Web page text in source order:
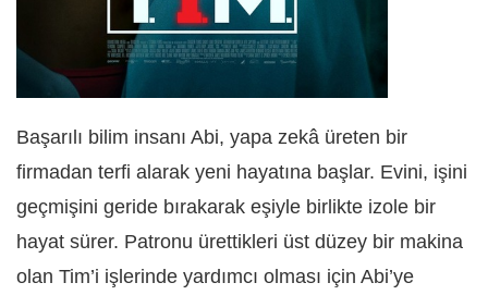
Başarılı bilim insanı Abi, yapa zekâ üreten bir
firmadan terfi alarak yeni hayatına başlar. Evini, işini
geçmişini geride bırakarak eşiyle birlikte izole bir
hayat sürer. Patronu ürettikleri üst düzey bir makina
olan Tim’i işlerinde yardımcı olması için Abi’ye